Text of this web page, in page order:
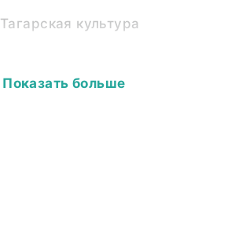
Тагарская культура
Показать больше